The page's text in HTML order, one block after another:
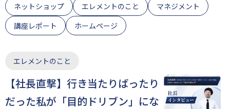
ネットショップ
エレメントのこと
マネジメント
講座レポート
ホームページ
エレメントのこと
【社長直撃】行き当たりばったり
だった私が「目的ドリブン」にな